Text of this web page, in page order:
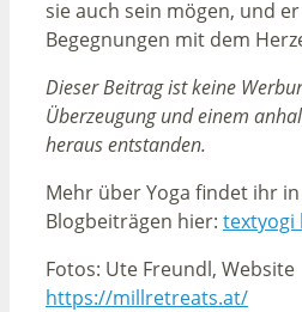
sie auch sein mögen, und
Begegnungen mit dem
Dieser Beitrag ist keine
Überzeugung und einem
heraus entstanden.
Mehr über Yoga findet ihr
Blogbeiträgen hier: textyogi
Fotos: Ute Freundl, Website
https://millretreats.at/